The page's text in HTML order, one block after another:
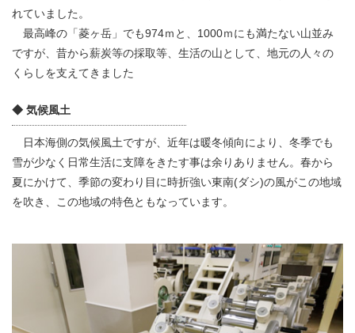
れていました。
最高峰の「菱ヶ岳」でも974ｍと、1000ｍにも満たない山並み
ですが、昔から薪炭等の採取等、生活の山として、地元の人々の
くらしを支えてきました
◆ 気候風土
日本海側の気候風土ですが、近年は暖冬傾向により、冬季でも
雪が少なく日常生活に支障をきたす事は余りありません。春から
夏にかけて、季節の変わり目に時折強い東南(ダシ)の風がこの地域
を吹き、この地域の特色ともなっています。